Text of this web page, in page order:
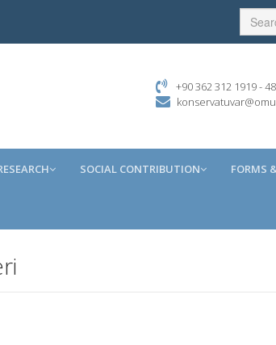
+90 362 312 1919 -
SOCIAL CONTRIBUTION FORMS